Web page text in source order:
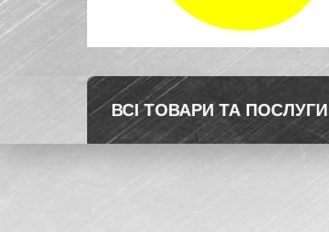
ВСІ ТОВАРИ ТА ПОСЛУГИ